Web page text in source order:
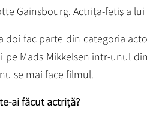
Gainsbourg. Actriţa-fetiş a
doi fac parte din categoria
pe Mads Mikkelsen într-unul
se mai face filmul.
ai făcut actriţă?